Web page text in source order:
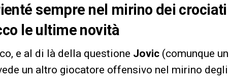
sempre nel mirino dei crociati
le ultime novità
e al di là della questione Jovic (comunque un
un altro giocatore offensivo nel mirino degli